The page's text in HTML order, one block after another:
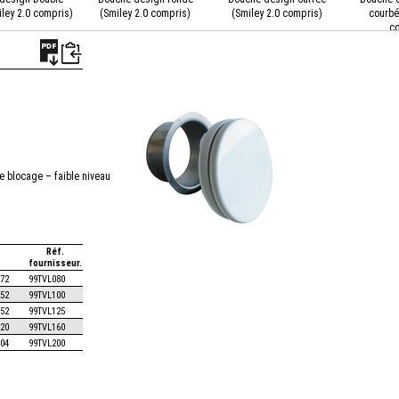
2.0 compris)
(Smiley 2.0 compris)
(Smiley 2.0 compris)